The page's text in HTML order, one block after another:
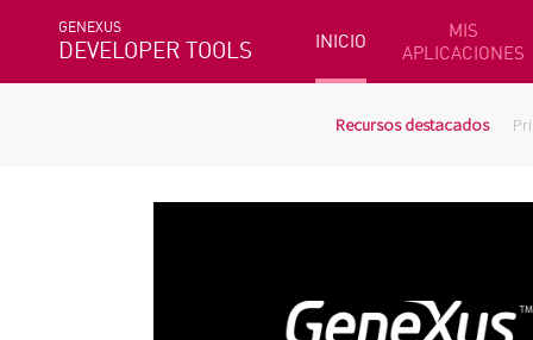
GENEXUS
DEVELOPER TOOLS INICIO
MIS
APLICACIONES
Recursos destacados